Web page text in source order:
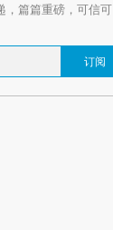
，篇篇重磅，可信可
订阅